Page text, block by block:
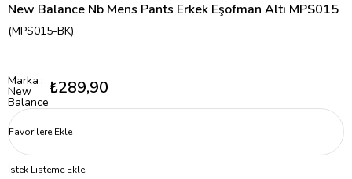
New Balance Nb Mens Pants Erkek Eşofman Altı MPS015
(MPS015-BK)
Marka :
New
Balance
₺289,90
Favorilere Ekle
İstek Listeme Ekle